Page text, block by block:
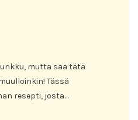
mutta saa tätä
Tässä
resepti, josta…